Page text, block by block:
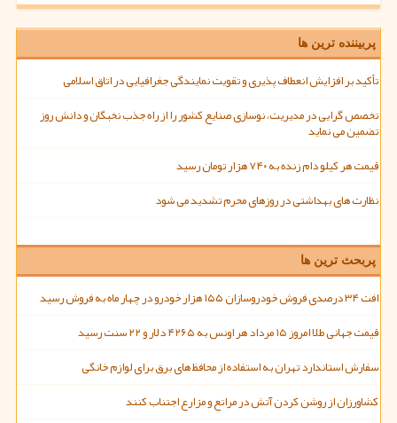
پربیننده ترین ها
تأکید بر افزایش انعطاف پذیری و تقویت نمایندگی جغرافیایی در اتاق اسلامی
تخصص گرایی در مدیریت، نوسازی صنایع کشور را از راه جذب نخبگان و دانش روز
تضمین می نماید
قیمت هر کیلو دام زنده به ۷۴۰ هزار تومان رسید
نظارت های بهداشتی در روزهای محرم تشدید می شود
پربحث ترین ها
افت ۳۴ درصدی فروش خودروسازان ۱۵۵ هزار خودرو در چهار ماه به فروش رسید
قیمت جهانی طلا امروز ۱۵ مرداد هر اونس به ۴۲۶۵ دلار و ۲۲ سنت رسید
سفارش استاندارد تهران به استفاده از محافظ های برق برای لوازم خانگی
کشاورزان از روشن کردن آتش در مراتع و مزارع اجتناب کنند